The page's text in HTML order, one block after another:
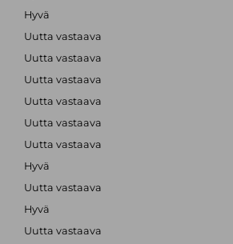
Hyvä
Uutta vastaava
Uutta vastaava
Uutta vastaava
Uutta vastaava
Uutta vastaava
Uutta vastaava
Hyvä
Uutta vastaava
Hyvä
Uutta vastaava